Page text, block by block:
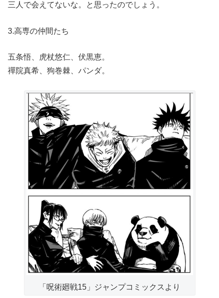
三人で会えてないな。と思ったのでしょう。
3.高専の仲間たち
五条悟、虎杖悠仁、伏黒恵。
禪院真希、狗巻棘、パンダ。
「呪術廻戦15」ジャンプコミックスより